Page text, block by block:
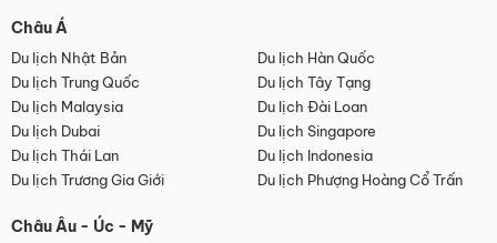
Châu Á
Du lịch Nhật Bản
Du lịch Hàn Quốc
Du lịch Trung Quốc
Du lịch Tây Tạng
Du lịch Malaysia
Du lịch Đài Loan
Du lịch Dubai
Du lịch Singapore
Du lịch Thái Lan
Du lịch Indonesia
Du lịch Trương Gia Giới
Du lịch Phượng Hoàng Cổ Trấn
Châu Âu - Úc - Mỹ